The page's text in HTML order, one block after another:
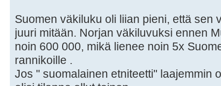
Suomen väkiluku oli liian pieni, että sen
juuri mitään. Norjan väkiluvuksi ennen
noin 600 000, mikä lienee noin 5x
rannikoille .
Jos " suomalainen etniteetti" laajemmin